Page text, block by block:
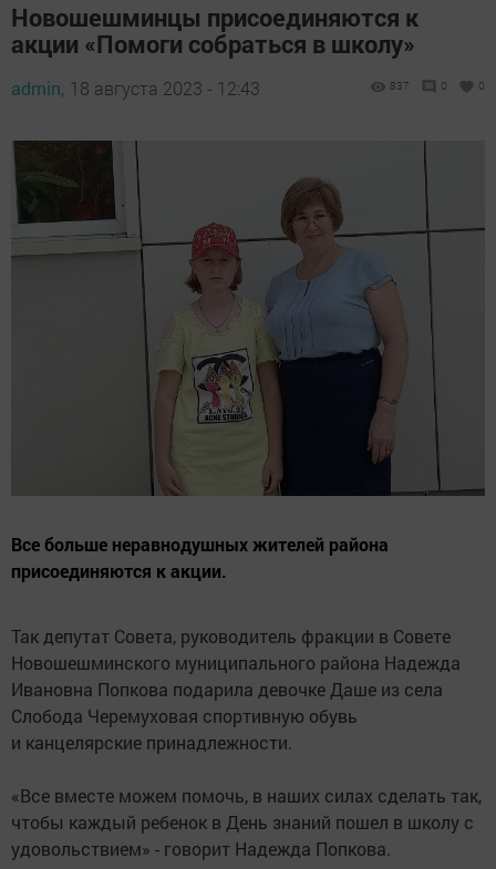
Новошешминцы присоединяются к
акции «Помоги собраться в школу»
admin, 18 августа 2023 - 12:43 837 0 0
Все больше неравнодушных жителей района
присоединяются к акции.
Так депутат Совета, руководитель фракции в Совете
Новошешминского муниципального района Надежда
Ивановна Попкова подарила девочке Даше из села
Слобода Черемуховая спортивную обувь
и канцелярские принадлежности.
«Все вместе можем помочь, в наших силах сделать так,
чтобы каждый ребенок в День знаний пошел в школу с
удовольствием» - говорит Надежда Попкова.